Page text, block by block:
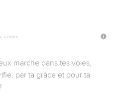
4 mois
marche dans tes voies,
par ta grâce et pour ta